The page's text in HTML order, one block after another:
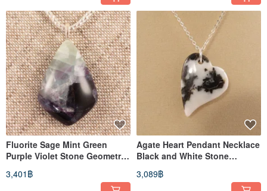
Fluorite Sage Mint Green
Purple Violet Stone Geometric
3,401฿
Agate Heart Pendant Necklace
Black and White Stone
Jewelry
3,089฿